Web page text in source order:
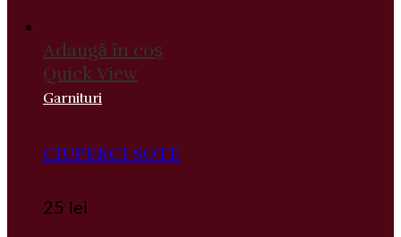
Adaugă în coș
Quick View
Garnituri
CIUPERCI SOTE
25 lei